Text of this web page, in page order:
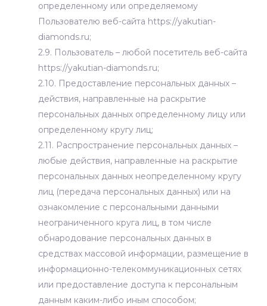
определенному или определяемому
Пользователю веб-сайта https://yakutian-
diamonds.ru;
2.9. Пользователь – любой посетитель веб-сайта
https://yakutian-diamonds.ru;
2.10. Предоставление персональных данных –
действия, направленные на раскрытие
персональных данных определенному лицу или
определенному кругу лиц;
2.11. Распространение персональных данных –
любые действия, направленные на раскрытие
персональных данных неопределенному кругу
лиц (передача персональных данных) или на
ознакомление с персональными данными
неограниченного круга лиц, в том числе
обнародование персональных данных в
средствах массовой информации, размещение в
информационно-телекоммуникационных сетях
или предоставление доступа к персональным
данным каким-либо иным способом;